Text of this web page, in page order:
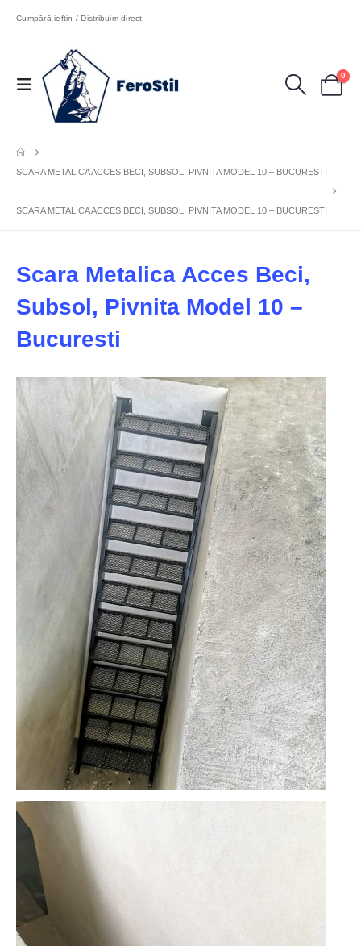
Cumpără ieftin / Distribuim direct
0
SCARA METALICA ACCES BECI, SUBSOL, PIVNITA MODEL 10 – BUCURESTI
SCARA METALICA ACCES BECI, SUBSOL, PIVNITA MODEL 10 – BUCURESTI
Scara Metalica Acces Beci,
Subsol, Pivnita Model 10 –
Bucuresti